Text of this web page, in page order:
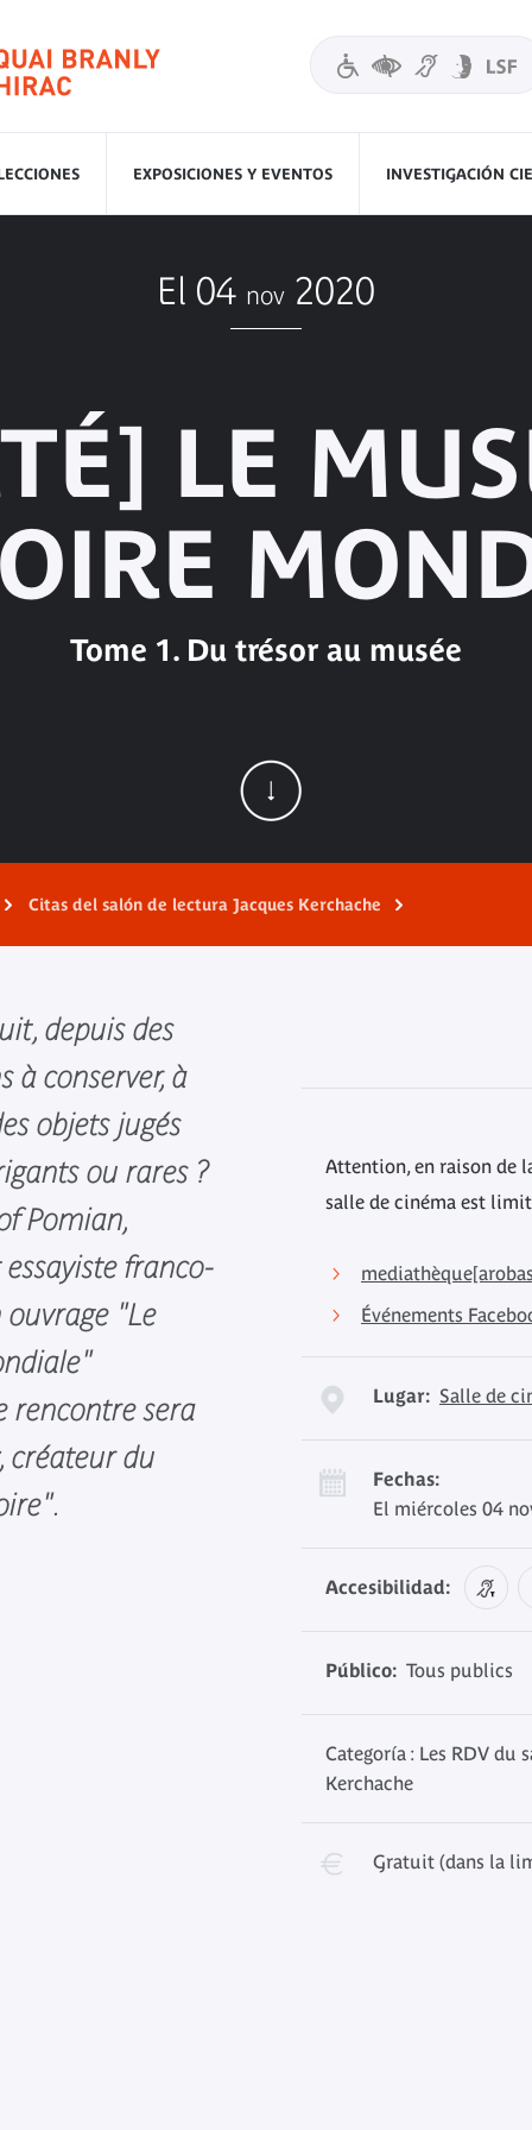
EXPOSICIONES Y EVENTOS INVESTIGACIÓN
El 04 nov 2020
LE
Tome 1. Du trésor au musée
Citas del salón de lectura Jacques Kerchache
depuis des
à conserver, à
objets jugés
ou rares ?
Pomian,
franco-
"Le
rencontre sera
créateur du
Attention, en raison de
salle de cinéma est
Événements
Lugar: Salle de
Fechas:
El miércoles 04
Accesibilidad:
Público: Tous publics
Categoría : Les RDV du
Kerchache
Gratuit (dans la